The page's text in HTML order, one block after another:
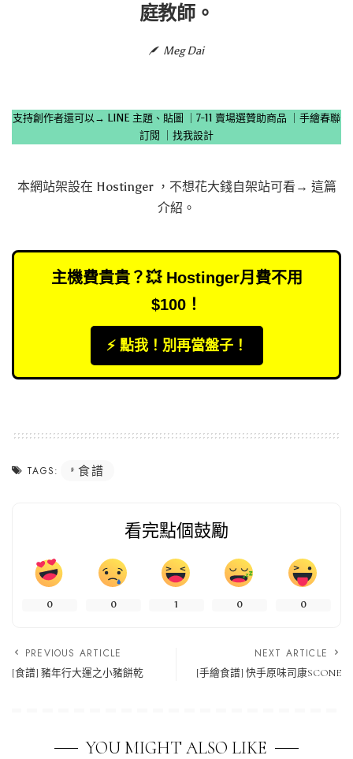
庭教師。
Meg Dai
支持創作者還可以→ LINE 主題、貼圖 7-11 賣場選贊助商品
手繪春聯
訂閱
找我設計
本網站架設在 Hostinger，不想花大錢自架站可看→ 這篇
介紹 。
主機費貴貴？💥 Hostinger月費不用
$100！
⚡️ 點我！別再當盤子！
TAGS: 食譜
看完點個鼓勵
0 0 1 0 0
PREVIOUS ARTICLE
[食譜] 豬年行大運之小豬餅乾
NEXT ARTICLE
[手繪食譜] 快手原味司康SCONE
YOU MIGHT ALSO LIKE